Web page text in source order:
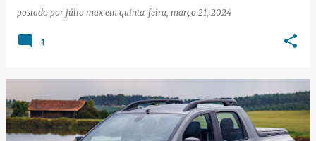
postado por júlio max em quinta-feira, março 21, 2024
1